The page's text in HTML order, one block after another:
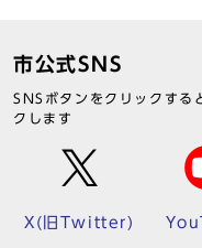
市公式SNS
SNSボタンをクリックする
クします
X(旧Twitter)